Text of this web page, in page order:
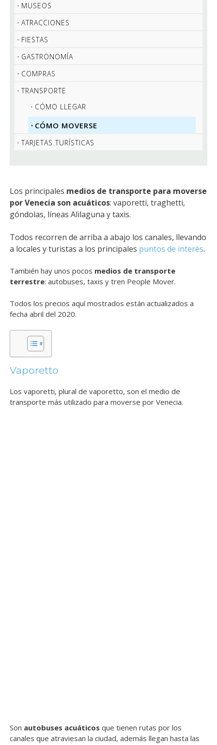
MUSEOS
ATRACCIONES
FIESTAS
GASTRONOMÍA
COMPRAS
TRANSPORTE
CÓMO LLEGAR
CÓMO MOVERSE
TARJETAS TURÍSTICAS
Los principales medios de transporte para moverse
por Venecia son acuáticos: vaporetti, traghetti,
góndolas, líneas Alilaguna y taxis.
Todos recorren de arriba a abajo los canales, llevando
a locales y turistas a los principales puntos de interés.
También hay unos pocos medios de transporte
terrestre: autobuses, taxis y tren People Mover.
Todos los precios aquí mostrados están actualizados a
fecha abril del 2020.
Vaporetto
Los vaporetti, plural de vaporetto, son el medio de
transporte más utilizado para moverse por Venecia.
Son autobuses acuáticos que tienen rutas por los
canales que atraviesan la ciudad, además llegan hasta las